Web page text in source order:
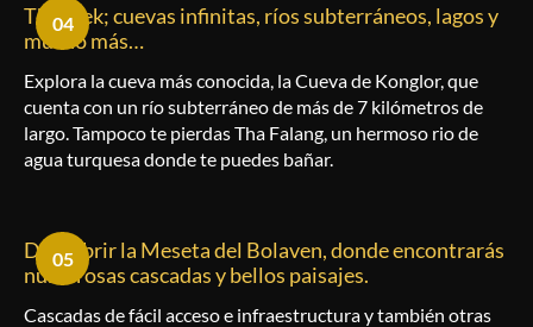
Thakhek; cuevas infinitas, ríos subterráneos, lagos y
mucho más…
04
Explora la cueva más conocida, la Cueva de Konglor, que
cuenta con un río subterráneo de más de 7 kilómetros de
largo. Tampocote pierdas Tha Falang, un hermoso rio de
agua turquesa donde te puedes bañar.
Descubrir la Meseta del Bolaven, donde encontrarás
numerosas cascadas y bellos paisajes.
05
Cascadas de fácil acceso e infraestructura y también otras